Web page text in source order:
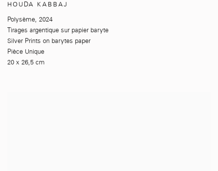
HOUDA KABBAJ
Polysème, 2024
Tirages argentique sur papier baryte
Silver Prints on barytes paper
Pièce Unique
20 x 26,5 cm